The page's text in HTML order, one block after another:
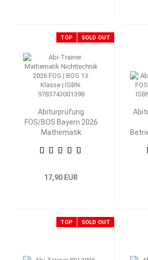
TOP SOLD OUT
Abiturprüfung
FOS/BOS Bayern 2026
Mathematik
Klasse
17,90 EUR
TOP SOLD OUT